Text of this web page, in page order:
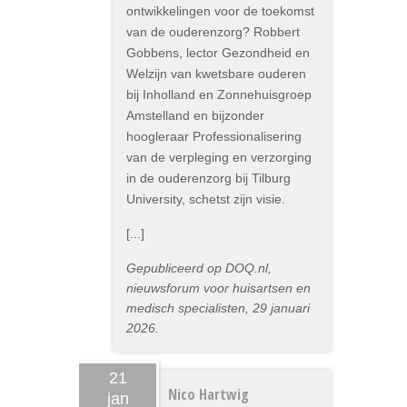
ontwikkelingen voor de toekomst
van de ouderenzorg? Robbert
Gobbens, lector Gezondheid en
Welzijn van kwetsbare ouderen
bij Inholland en Zonnehuisgroep
Amstelland en bijzonder
hoogleraar Professionalisering
van de verpleging en verzorging
in de ouderenzorg bij Tilburg
University, schetst zijn visie.
[...]
Gepubliceerd op DOQ.nl,
nieuwsforum voor huisartsen en
medisch specialisten, 29 januari
2026.
21
jan
Nico Hartwig